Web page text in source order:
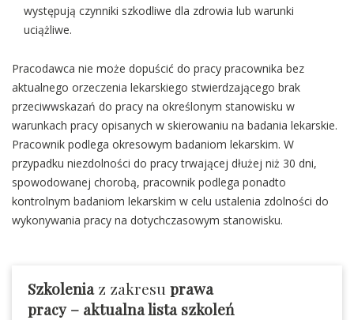
występują czynniki szkodliwe dla zdrowia lub warunki
uciążliwe.
Pracodawca nie może dopuścić do pracy pracownika bez
aktualnego orzeczenia lekarskiego stwierdzającego brak
przeciwwskazań do pracy na określonym stanowisku w
warunkach pracy opisanych w skierowaniu na badania lekarskie.
Pracownik podlega okresowym badaniom lekarskim. W
przypadku niezdolności do pracy trwającej dłużej niż 30 dni,
spowodowanej chorobą, pracownik podlega ponadto
kontrolnym badaniom lekarskim w celu ustalenia zdolności do
wykonywania pracy na dotychczasowym stanowisku.
Szkoleniaz zakresu prawa
pracy– aktualna lista szkoleń